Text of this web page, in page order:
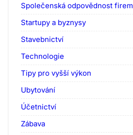
Společenská odpovědnost firem
Startupy a byznysy
Stavebnictví
Technologie
Tipy pro vyšší výkon
Ubytování
Účetnictví
Zábava